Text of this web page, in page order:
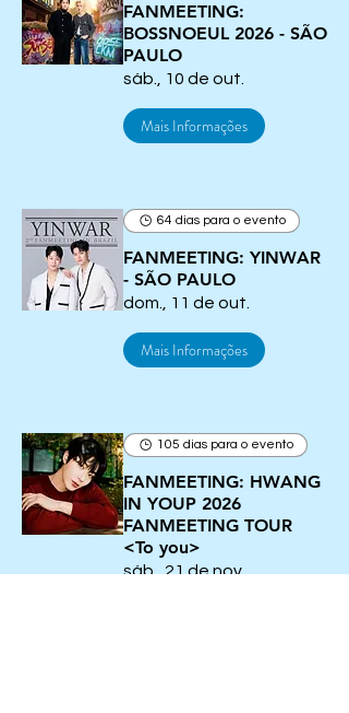
FANMEETING:
BOSSNOEUL 2026 - SÃO
PAULO
sáb., 10 de out.
Mais Informações
64 dias para o evento
FANMEETING: YINWAR
- SÃO PAULO
dom., 11 de out.
Mais Informações
105 dias para o evento
FANMEETING: HWANG
IN YOUP 2026
FANMEETING TOUR
<To you>
sáb., 21 de nov.
Queue-Fair